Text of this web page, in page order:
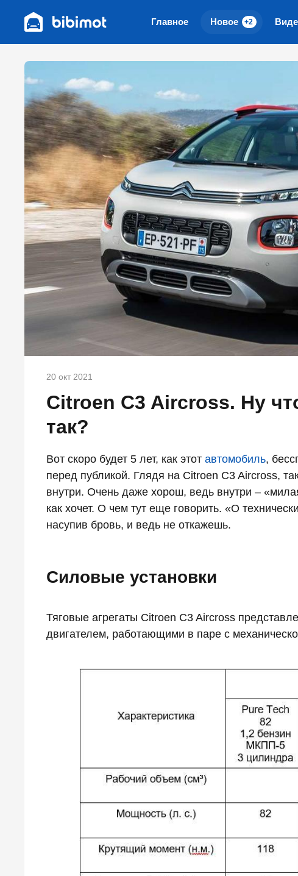
Главное Новое +2
20 окт 2021
Citroen C3 Aircross. Ну
так?
Вот скоро будет 5 лет, как этот автомобиль,
перед публикой. Глядя на Citroen C3 Aircross,
внутри. Очень даже хорош, ведь внутри –
как хочет. О чем тут еще говорить. «О
насупив бровь, и ведь не откажешь.
Силовые установки
Тяговые агрегаты Citroen C3 Aircross
двигателем, работающими в паре с